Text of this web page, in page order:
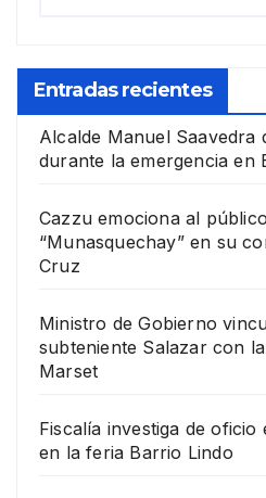
Entradas recientes
Alcalde Manuel Saavedra
durante la emergencia en
Cazzu emociona al
“Munasquechay” en su
Cruz
Ministro de Gobierno
subteniente Salazar con
Marset
Fiscalía investiga de
en la feria Barrio Lindo